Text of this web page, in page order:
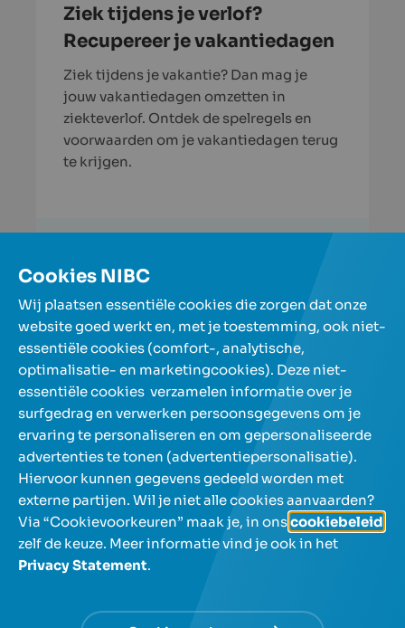
Ziek tijdens je verlof?
Recupereer je vakantiedagen
Ziek tijdens je vakantie? Dan mag je
jouw vakantiedagen omzetten in
ziekteverlof. Ontdek de spelregels en
voorwaarden om je vakantiedagen terug
te krijgen.
Meer artikels
Onze spaarrekeningen
Over NIBC
Help en contact
NL FR
Cookies NIBC
Wij plaatsen essentiële cookies die zorgen dat onze
website goed werkt en, met je toestemming, ook niet-
essentiële cookies (comfort-, analytische,
optimalisatie- en marketingcookies). Deze niet-
essentiële cookies verzamelen informatie over je
surfgedrag en verwerken persoonsgegevens om je
ervaring te personaliseren en om gepersonaliseerde
advertenties te tonen (advertentiepersonalisatie).
Hiervoor kunnen gegevens gedeeld worden met
externe partijen. Wil je niet alle cookies aanvaarden?
Via “Cookievoorkeuren” maak je, in onscookiebeleid
zelf de keuze. Meer informatie vind je ook in het
Privacy Statement.